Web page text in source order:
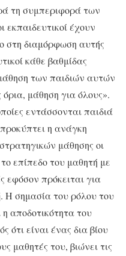
τη συμπεριφορά των
έχουν
στη διαμόρφωση αυτής
κάθε βαθμίδας
των παιδιών αυτών
μάθηση για όλους».
εντάσσονται παιδιά
η ανάγκη
μάθησης οι
επίπεδο του μαθητή με
πρόκειται για
Η σημασία του ρόλου του
η αποδοτικότητα του
ότι είναι ένας δια βίου
μαθητές του, βιώνει τις